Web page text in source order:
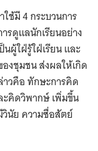
ช้มี 4 กระบวนการ
รดูแลนักเรียนอย่าง
ผู้ใฝ่รู้ใฝ่เรียน และ
องชุมชน ส่งผลให้เกิด
าวคือ ทักษะการคิด
คิดวิพากษ์ เพิ่มขึ้น
นัย ความซื่อสัตย์